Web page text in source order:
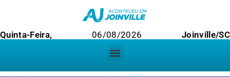
Quinta-Feira, 06/08/2026 Joinville/SC